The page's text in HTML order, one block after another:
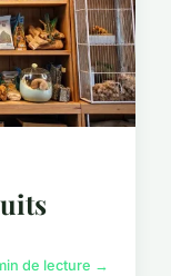
de lecture →